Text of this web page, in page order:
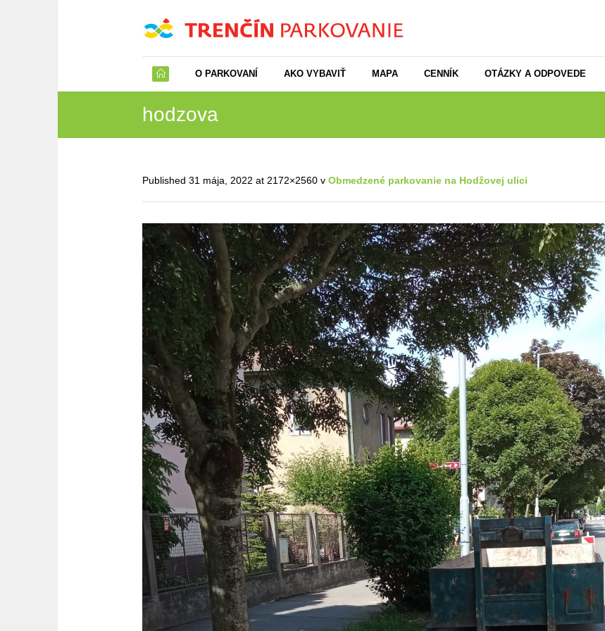
O PARKOVANÍ AKO VYBAVIŤ MAPA CENNÍK OTÁZKY A ODPOVEDE
hodzova
Published 31 mája, 2022 at 2172×2560 v Obmedzené parkovanie na Hodžovej ulici